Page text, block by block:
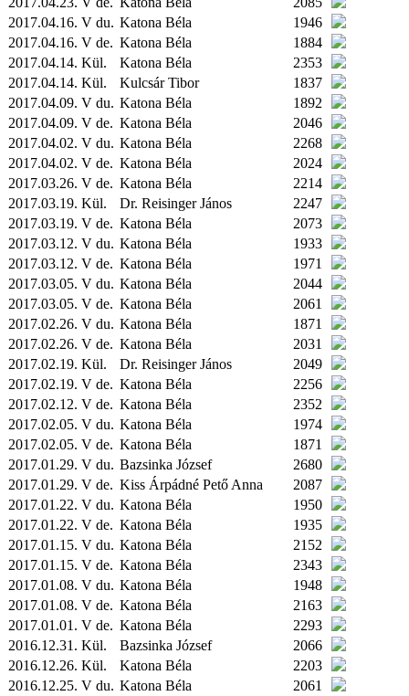
2017.04.16. V du. Katona Béla
1946
2017.04.16. V de. Katona Béla
1884
2017.04.14. Kül. Katona Béla
2353
2017.04.14. Kül. Kulcsár Tibor
1837
2017.04.09. V du. Katona Béla
1892
2017.04.09. V de. Katona Béla
2046
2017.04.02. V du. Katona Béla
2268
2017.04.02. V de. Katona Béla
2024
2017.03.26. V de. Katona Béla
2214
2017.03.19. Kül. Dr. Reisinger János
2247
2017.03.19. V de. Katona Béla
2073
2017.03.12. V du. Katona Béla
1933
2017.03.12. V de. Katona Béla
1971
2017.03.05. V du. Katona Béla
2044
2017.03.05. V de. Katona Béla
2061
2017.02.26. V du. Katona Béla
1871
2017.02.26. V de. Katona Béla
2031
2017.02.19. Kül. Dr. Reisinger János
2049
2017.02.19. V de. Katona Béla
2256
2017.02.12. V de. Katona Béla
2352
2017.02.05. V du. Katona Béla
1974
2017.02.05. V de. Katona Béla
1871
2017.01.29. V du. Bazsinka József
2680
2017.01.29. V de. Kiss Árpádné Pető Anna
2087
2017.01.22. V du. Katona Béla
1950
2017.01.22. V de. Katona Béla
1935
2017.01.15. V du. Katona Béla
2152
2017.01.15. V de. Katona Béla
2343
2017.01.08. V du. Katona Béla
1948
2017.01.08. V de. Katona Béla
2163
2017.01.01. V de. Katona Béla
2293
2016.12.31. Kül. Bazsinka József
2066
2016.12.26. Kül. Katona Béla
2203
2016.12.25. V du. Katona Béla
2061